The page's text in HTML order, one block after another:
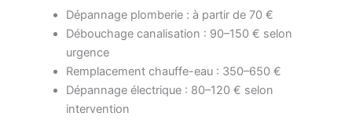
Dépannage plomberie : à partir de 70 €
Débouchage canalisation : 90–150 € selon
urgence
Remplacement chauffe-eau : 350–650 €
Dépannage électrique : 80–120 € selon
intervention